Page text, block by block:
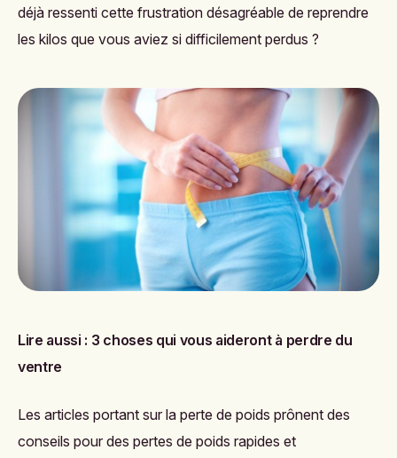
déjà ressenti cette frustration désagréable de reprendre
les kilos que vous aviez si difficilement perdus ?
Lire aussi : 3 choses qui vous aideront à perdre du
ventre
Les articles portant sur la perte de poids prônent des
conseils pour des pertes de poids rapides et